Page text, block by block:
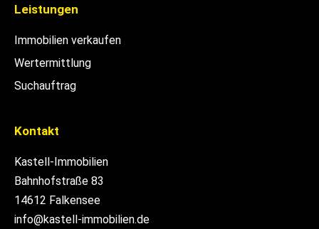
Leistungen
Immobilien verkaufen
Wertermittlung
Suchauftrag
Kontakt
Kastell-Immobilien
Bahnhofstraße 83
14612 Falkensee
info@kastell-immobilien.de